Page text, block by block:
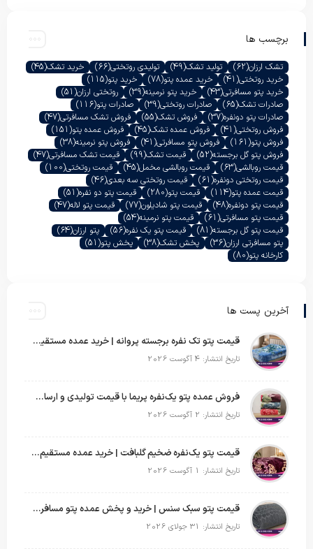
برچسب ها
تشک ارزان(62) تولید تشک(49) تولیدی روتختی(66) خرید تشک(45)
خرید روتختی(41) خرید عمده پتو(78) خرید پتو(115)
خرید پتو مسافرتی(43) خرید پتو نرمینه(39) روتختی ارزان(51)
صادرات تشک(65) صادرات روتختی(39) صادرات پتو(116)
صادرات پتو دونفره(37) فروش تشک(55) فروش تشک مسافرتی(47)
فروش روتختی(41) فروش عمده تشک(45) فروش عمده پتو(151)
فروش پتو(161) فروش پتو مسافرتی(41) فروش پتو نرمینه(38)
فروش پتو گل برجسته(52) قیمت تشک(99) قیمت تشک مسافرتی(47)
قیمت روبالشی(63) قیمت روبالشی مخمل(45) قیمت روتختی(100)
قیمت روتختی دونفره(61) قیمت روتختی سه بعدی(46)
قیمت عمده پتو(114) قیمت پتو(280) قیمت پتو دو نفره(51)
قیمت پتو دونفره(48) قیمت پتو شادیلون(77) قیمت پتو لاله(47)
قیمت پتو مسافرتی(61) قیمت پتو نرمینه(54)
قیمت پتو گل برجسته(81) قیمت پتو یک نفره(56) پتو ارزان(64)
پتو مسافرتی ارزان(36) پخش تشک(38) پخش پتو(51)
کارخانه پتو(80)
آخرین پست ها
قیمت پتو تک نفره برجسته پروانه | خرید عمده مستقیم با بهترین قیمت بازار
تاریخ انتشار: 4 آگوست 2026
فروش عمده پتو یک‌نفره پریما با قیمت تولیدی و ارسال به سراسر کشور
تاریخ انتشار: 2 آگوست 2026
قیمت پتو یک‌نفره ضخیم گلبافت | خرید عمده مستقیم با بهترین قیمت
تاریخ انتشار: 1 آگوست 2026
قیمت پتو سبک سنس | خرید و پخش عمده پتو مسافرتی Sense
تاریخ انتشار: 31 جولای 2026